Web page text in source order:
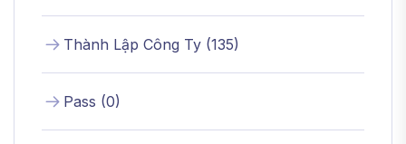
Thành Lập Công Ty (135)
Pass (0)